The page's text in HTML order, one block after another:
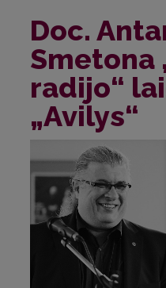
Doc.
Smetona
radijo“
„Avilys“